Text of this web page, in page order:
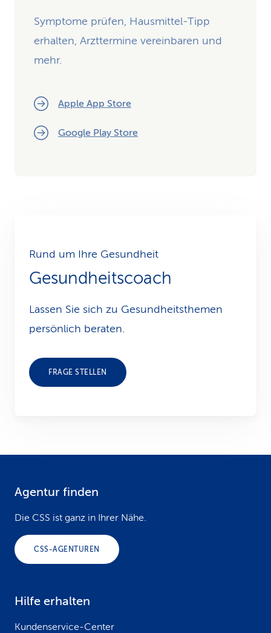
Symptome prüfen, Hausmittel-Tipp
erhalten, Arzttermine vereinbaren und
mehr.
Apple App Store
Google Play Store
Rund um Ihre Gesundheit
Gesundheitscoach
Lassen Sie sich zu Gesundheits­themen
persönlich beraten.
FRAGE STELLEN
Agentur finden
Die CSS ist ganz in Ihrer Nähe.
CSS-AGENTUREN
Hilfe erhalten
Kundenservice-Center